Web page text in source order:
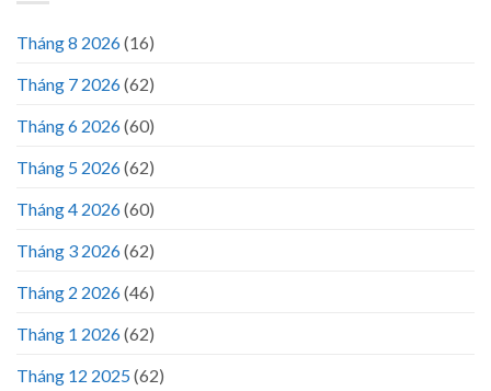
Tháng 8 2026(16)
Tháng 7 2026(62)
Tháng 6 2026(60)
Tháng 5 2026(62)
Tháng 4 2026(60)
Tháng 3 2026(62)
Tháng 2 2026(46)
Tháng 1 2026(62)
Tháng 12 2025(62)